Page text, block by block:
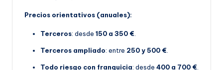
Precios orientativos (anuales):
Terceros: desde 150 a 350 €
Terceros ampliado: entre 250 y 500 €
Todo riesgo con franquicia: desde 400 a 700 €